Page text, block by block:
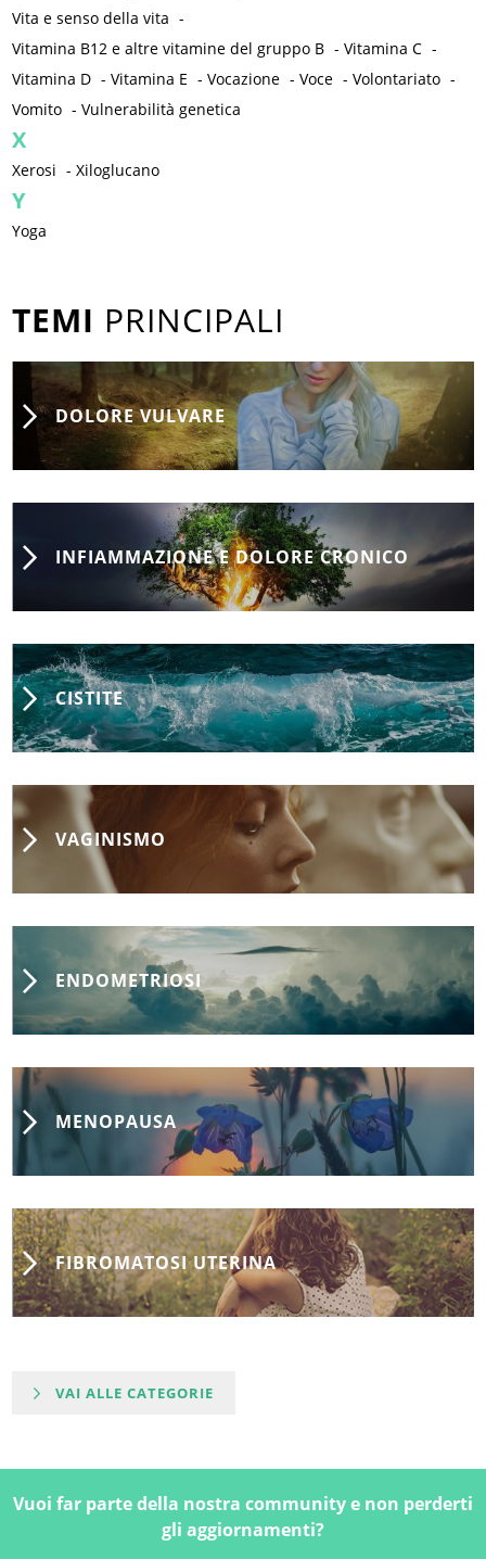
Vita e senso della vita -
Vitamina B12 e altre vitamine del gruppo B -Vitamina C -
Vitamina D -Vitamina E -Vocazione -Voce -Volontariato -
Vomito -Vulnerabilità genetica
X
Xerosi -Xiloglucano
Y
Yoga
TEMI PRINCIPALI
DOLORE VULVARE
INFIAMMAZIONE E DOLORE CRONICO
CISTITE
VAGINISMO
ENDOMETRIOSI
MENOPAUSA
FIBROMATOSI UTERINA
VAI ALLE CATEGORIE
Vuoi far parte della nostra community e non perderti
gli aggiornamenti?